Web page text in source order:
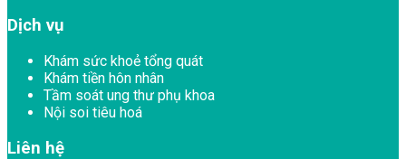
Dịch vụ
Khám sức khoẻ tổng quát
Khám tiền hôn nhân
Tầm soát ung thư phụ khoa
Nội soi tiêu hoá
Liên hệ